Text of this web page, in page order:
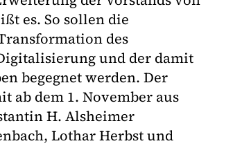
es. So sollen die
des
und der damit
begegnet werden. Der
ab dem 1. November aus
H. Alsheimer
Lothar Herbst und